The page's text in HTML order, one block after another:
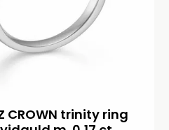
CROWN trinity ring